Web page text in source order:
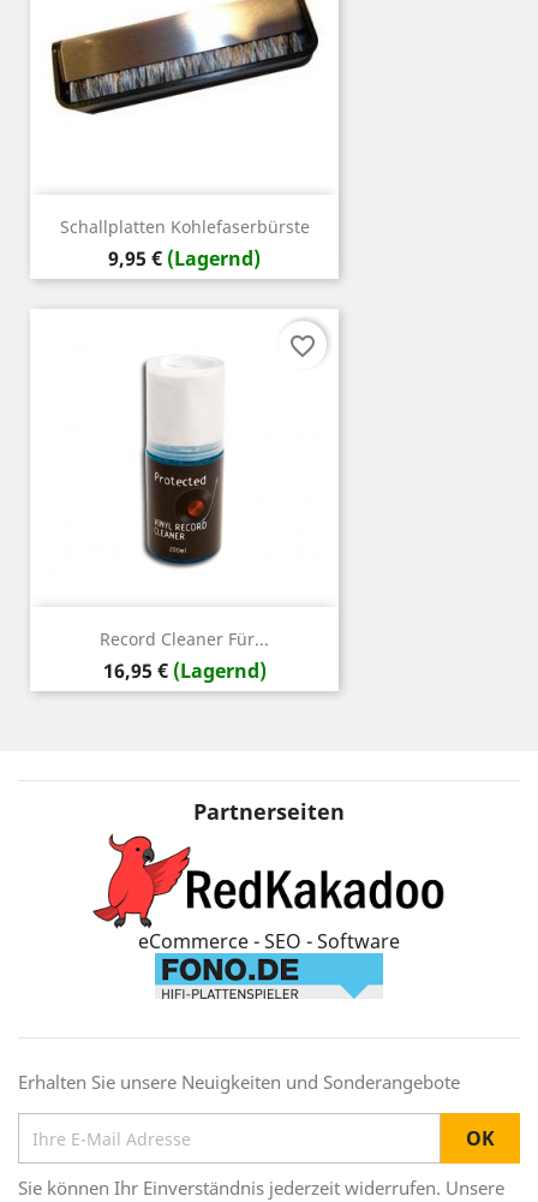
Schallplatten Kohlefaserbürste
Preis
9,95 € (Lagernd)
Record Cleaner Für...
Preis
16,95 € (Lagernd)
favorite_border
Partnerseiten
eCommerce - SEO - Software
Erhalten Sie unsere Neuigkeiten und Sonderangebote
Sie können Ihr Einverständnis jederzeit widerrufen. Unsere